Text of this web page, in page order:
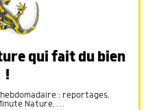
qui fait du bien
!
: reportages,
Nature, …